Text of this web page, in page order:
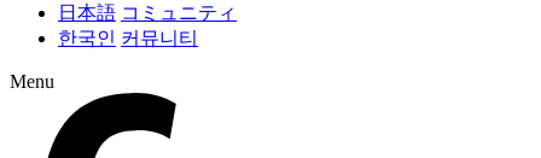
日本語 コミュニティ
한국인 커뮤니티
Menu